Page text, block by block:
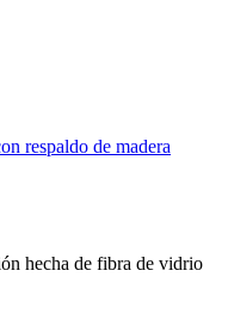
hecha de fibra de vidrio